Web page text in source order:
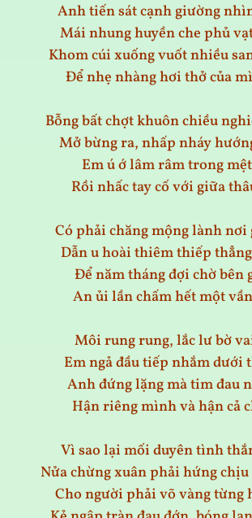
Anh tiến sát cạnh giường
Mái nhung huyền che phủ
Khom cúi xuống vuốt nhiều
Để nhẹ nhàng hơi thở của
Bỗng bất chợt khuôn chiều
Mở bừng ra, nhấp nháy
Em ú ớ lâm râm trong
Rồi nhấc tay cố với giữa
Có phải chăng mộng lành nơi
Dẫn u hoài thiêm thiếp
Để năm tháng đợi chờ bên
An ủi lần chấm hết một
Môi rung rung, lắc lư bờ
Em ngả đầu tiếp nhắm dưới
Anh đứng lặng mà tim đau
Hận riêng mình và hận cả
Vì sao lại mối duyên tình
Nửa chừng xuân phải hứng
Cho người phải võ vàng từng